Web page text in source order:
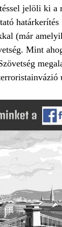
jelöli ki
(már
Mint